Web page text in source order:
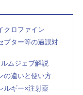
クロファイン
プター等の過誤対
ムジェブ解説
の違いと使い方
ルギー×注射薬